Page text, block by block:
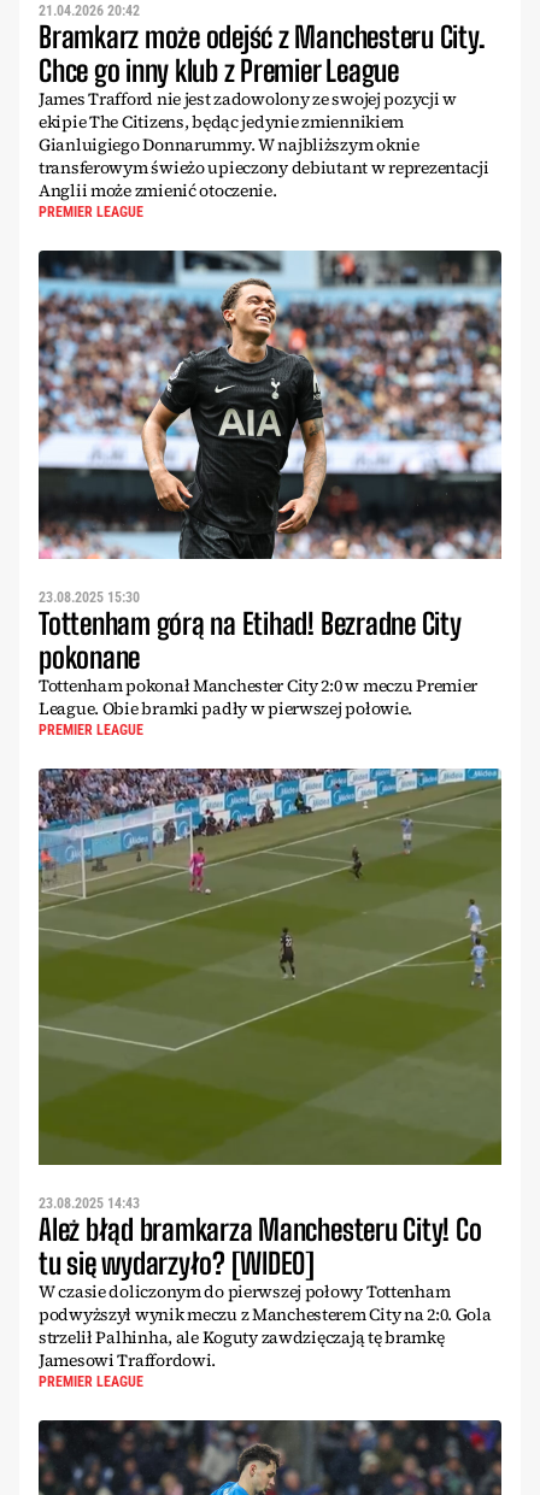
21.04.2026 20:42
Bramkarz może odejść z Manchesteru City.
Chce go inny klub z Premier League
James Trafford nie jest zadowolony ze swojej pozycji w
ekipie The Citizens, będąc jedynie zmiennikiem
Gianluigiego Donnarummy. W najbliższym oknie
transferowym świeżo upieczony debiutant w reprezentacji
Anglii może zmienić otoczenie.
PREMIER LEAGUE
23.08.2025 15:30
Tottenham górą na Etihad! Bezradne City
pokonane
Tottenham pokonał Manchester City 2:0 w meczu Premier
League. Obie bramki padły w pierwszej połowie.
PREMIER LEAGUE
23.08.2025 14:43
Ależ błąd bramkarza Manchesteru City! Co
tu się wydarzyło? [WIDEO]
W czasie doliczonym do pierwszej połowy Tottenham
podwyższył wynik meczu z Manchesterem City na 2:0. Gola
strzelił Palhinha, ale Koguty zawdzięczają tę bramkę
Jamesowi Traffordowi.
PREMIER LEAGUE